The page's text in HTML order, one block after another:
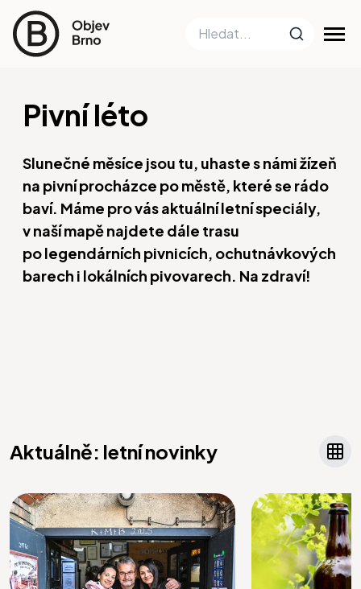
Pivní léto
Slunečné měsíce jsou tu, uhaste s námi žízeň
na pivní procházce po městě, které se rádo
baví. Máme pro vás aktuální letní speciály,
v naší mapě najdete dále trasu
po legendárních pivnicích, ochutnávkových
barech i lokálních pivovarech. Na zdraví!
Aktuálně: letní novinky